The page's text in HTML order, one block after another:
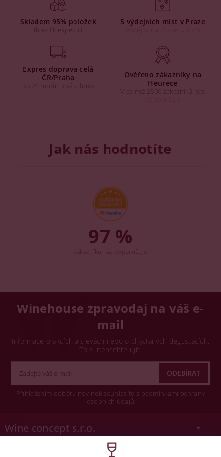
Skladem 95% položek
Ihned k expedici
5 výdejních míst v Praze
Expres doprava celá
ČR/Praha
Do 24 hodin u vás doma
Ověřeno zákazníky na
Heurece
Více než 2500 zákazníků nás
Jak nás hodnotíte
97 %
Winehouse zpravodaj na váš e-
mail
Informace o akcích a slevách nebo o chystaných degustacích.
To si nenechte ujít.
Přihlášením odběru novinek souhlasíte s podmínkami ochrany
osobních údajů
Wine concept s.r.o.